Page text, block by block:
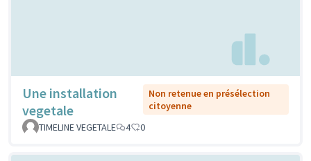
Une installation
vegetale
Non retenue en présélection
citoyenne
TIMELINE VEGETALE
4 0